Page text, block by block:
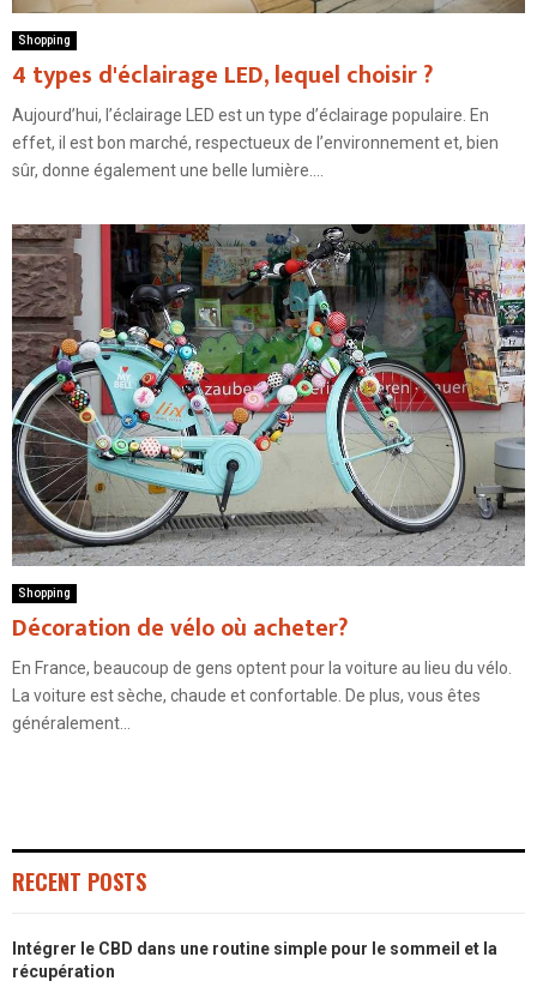
Shopping
4 types d'éclairage LED, lequel choisir ?
Aujourd’hui, l’éclairage LED est un type d’éclairage populaire. En
effet, il est bon marché, respectueux de l’environnement et, bien
sûr, donne également une belle lumière....
Shopping
Décoration de vélo où acheter?
En France, beaucoup de gens optent pour la voiture au lieu du vélo.
La voiture est sèche, chaude et confortable. De plus, vous êtes
généralement...
RECENT POSTS
Intégrer le CBD dans une routine simple pour le sommeil et la
récupération